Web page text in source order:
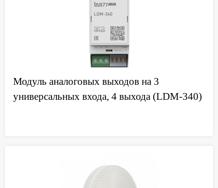
Модуль аналоговых выходов на 3
универсальных входа, 4 выхода (LDM-340)